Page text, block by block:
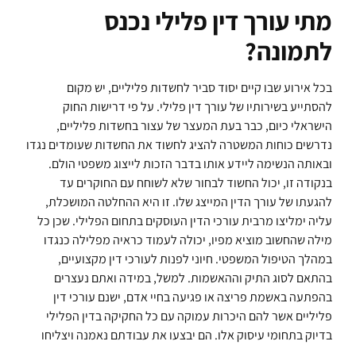
מתי עורך דין פלילי נכנס
לתמונה?
בכל אירוע שבו קיים יסוד סביר לחשדות פליליים, יש מקום
להסתייע בשירותיו של עורך דין פלילי. על פי דרישות החוק
הישראלי כיום, כבר בעת המעצר של עצור בחשדות פליליים,
נדרשים כוחות המשטרה להציג לחשוד את החשדות שעומדים נגדו
ובאותה הנשימה ליידע אותו בדבר הזכות לייצוג משפטי הולם.
בנקודה זו, יכול החשוד לבחור שלא לשוחח עם החוקרים עד
להגעתו של עורך הדין המייצג שלו. זו היא ההחלטה המושכלת,
עליה ימליצו מרבית עורכי הדין העוסקים בתחום הפלילי. שכן כל
מילה שהחשוב מוציא מפיו, יכולה לעמוד כראיה מפלילה כנגדו
במהלך הטיפול המשפטי. חיוני לפנות לעורכי דין מקצועיים,
בהתאם לסוג התיק וההאשמות. למשל, במידה ואתם נעצרים
בהפתעה באשמת פריצה או פגיעה בחיי אדם, ישנם עורכי דין
פליליים אשר להם היכרות עמוקה עם כל החקיקה בדין הפלילי
בדיוק בתחומי עיסוק אלו. הם יבצעו את עבודתם נאמנה ויצליחו